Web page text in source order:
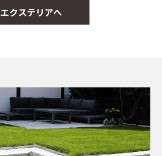
エクステリアへ